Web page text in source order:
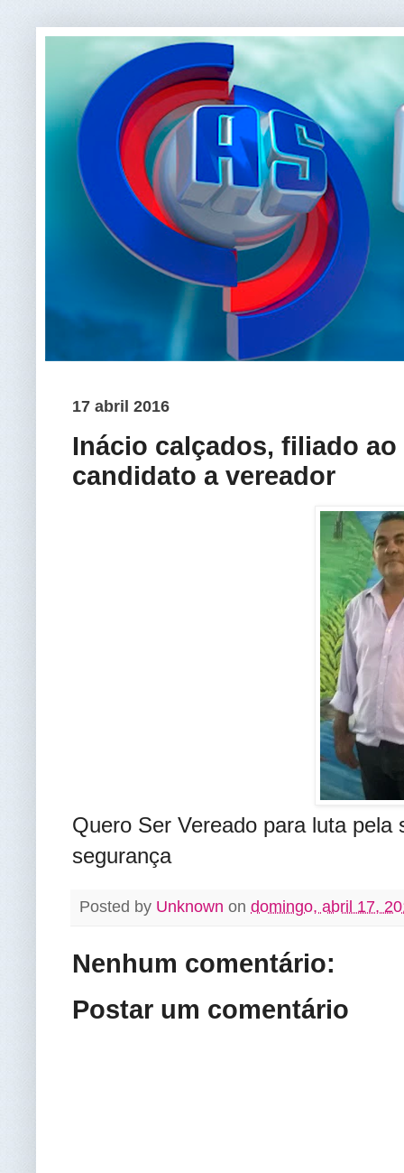
17 abril 2016
Inácio calçados, filiado ao
candidato a vereador
Quero Ser Vereado para luta pela
segurança
Posted by Unknown on domingo, abril 17,
Nenhum comentário:
Postar um comentário